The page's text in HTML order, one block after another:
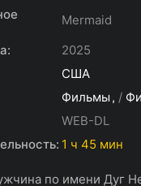
Mermaid
2025
США
Фильмы /
WEB-DL
1 ч 45 мин
по имени Дуг